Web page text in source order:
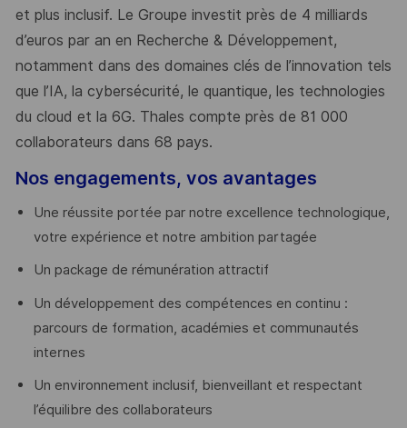
et plus inclusif. Le Groupe investit près de 4 milliards
d’euros par an en Recherche & Développement,
notamment dans des domaines clés de l’innovation tels
que l’IA, la cybersécurité, le quantique, les technologies
du cloud et la 6G. Thales compte près de 81 000
collaborateurs dans 68 pays.
Nos engagements, vos avantages
Une réussite portée par notre excellence technologique,
votre expérience et notre ambition partagée
Un package de rémunération attractif
Un développement des compétences en continu :
parcours de formation, académies et communautés
internes
Un environnement inclusif, bienveillant et respectant
l’équilibre des collaborateurs